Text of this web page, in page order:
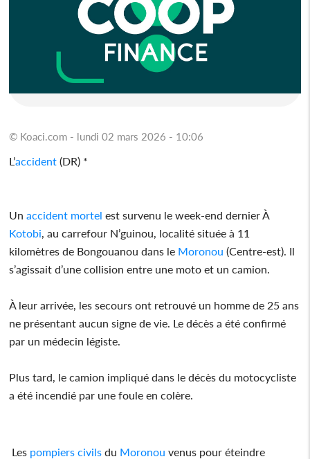
© Koaci.com - lundi 02 mars 2026 - 10:06
L’accident (DR) *
Unaccident mortel est survenu le week-end dernier À
Kotobi , au carrefour N’guinou, localité située à 11
kilomètres de Bongouanou dans le Moronou (Centre-est). Il
s’agissait d’une collision entre une moto et un camion.
À leur arrivée, les secours ont retrouvé un homme de 25 ans
ne présentant aucun signe de vie. Le décès a été confirmé
par un médecin légiste.
Plus tard, le camion impliqué dans le décès du motocycliste
a été incendié par une foule en colère.
Les pompiers civils du Moronou venus pour éteindre